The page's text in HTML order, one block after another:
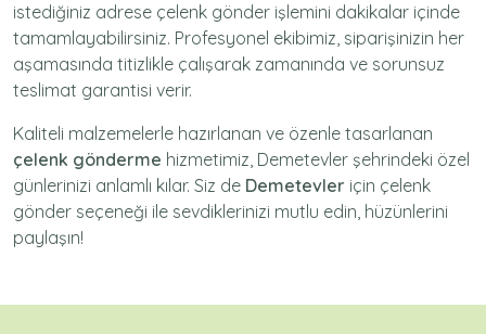
istediğiniz adrese çelenk gönder işlemini dakikalar içinde
tamamlayabilirsiniz. Profesyonel ekibimiz, siparişinizin her
aşamasında titizlikle çalışarak zamanında ve sorunsuz
teslimat garantisi verir.
Kaliteli malzemelerle hazırlanan ve özenle tasarlanan
çelenk gönderme hizmetimiz, Demetevler şehrindeki özel
günlerinizi anlamlı kılar. Siz de Demetevler için çelenk
gönder seçeneği ile sevdiklerinizi mutlu edin, hüzünlerini
paylaşın!